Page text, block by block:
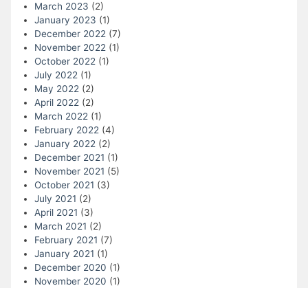
March 2023 (2)
January 2023 (1)
December 2022(7)
November 2022(1)
October 2022(1)
July 2022(1)
May 2022(2)
April 2022(2)
March 2022(1)
February 2022(4)
January 2022(2)
December 2021 (1)
November 2021 (5)
October 2021 (3)
July 2021 (2)
April 2021 (3)
March 2021 (2)
February 2021 (7)
January 2021 (1)
December 2020 (1)
November 2020 (1)